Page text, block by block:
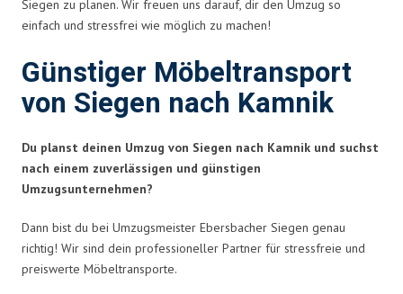
Siegen zu planen. Wir freuen uns darauf, dir den Umzug so
einfach und stressfrei wie möglich zu machen!
Günstiger Möbeltransport
von Siegen nach Kamnik
Du planst deinen Umzug von Siegen nach Kamnik und suchst
nach einem zuverlässigen und günstigen
Umzugsunternehmen?
Dann bist du bei Umzugsmeister Ebersbacher Siegen genau
richtig! Wir sind dein professioneller Partner für stressfreie und
preiswerte Möbeltransporte.